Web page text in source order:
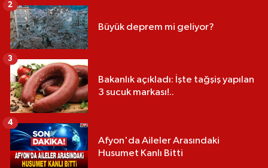
Büyük deprem mi geliyor?
2
Bakanlık açıkladı: İşte tağşiş yapılan
3 sucuk markası!..
3
Afyon'da Aileler Arasındaki
Husumet Kanlı Bitti
4